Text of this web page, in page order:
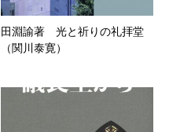
田淵諭著 光と祈りの礼拝堂
（関川泰寛）